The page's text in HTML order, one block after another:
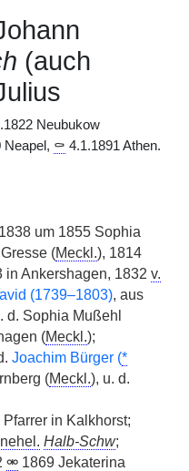
(auch
Neubukow
Neapel, ⚰ 4.1.1891 Athen.
um 1855 Sophia
(Meckl.), 1814
in Ankershagen, 1832 v.
(1739–1803), aus
d. Sophia Mußehl
(Meckl.);
Joachim Bürger (*
(Meckl.), u. d.
Pfarrer in Kalkhorst;
Halb-Schw;
⚮ 1869 Jekaterina